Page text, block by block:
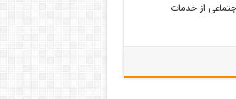
و آسیب دیده اجتماعی از خدمات